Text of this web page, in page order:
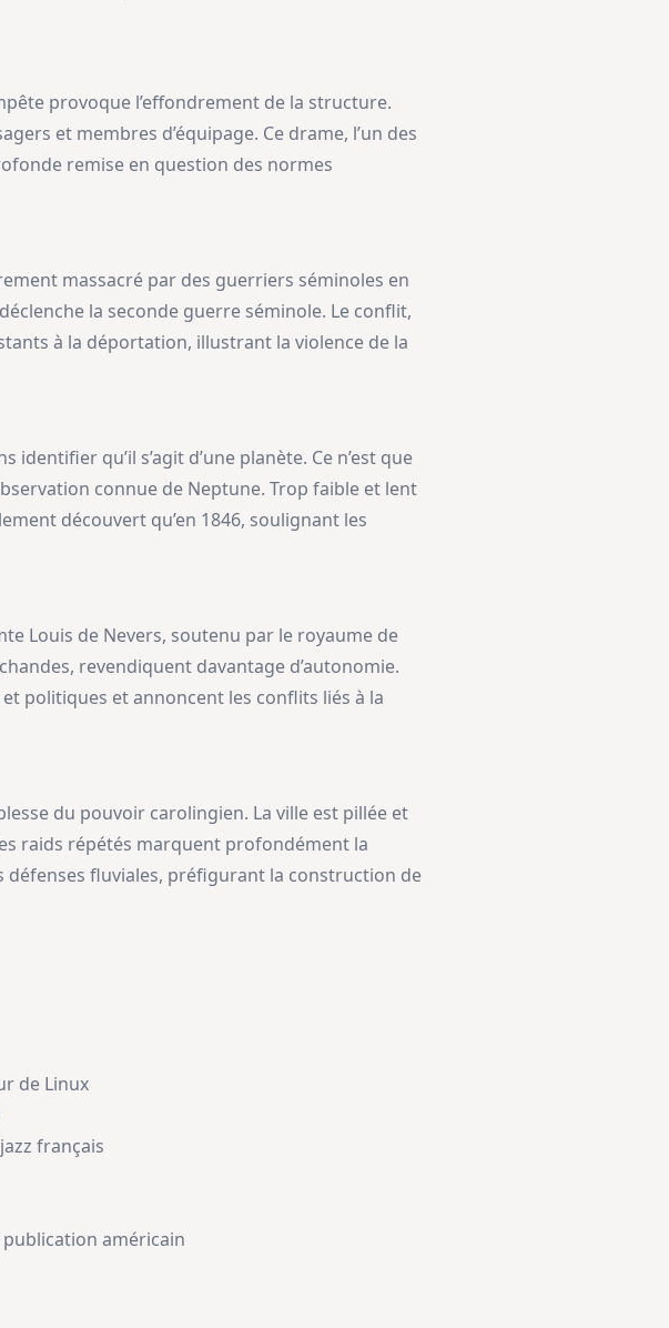
provoque l’effondrement de la structure.
et membres d’équipage. Ce drame, l’un des
remise en question des normes
massacré par des guerriers séminoles en
la seconde guerre séminole. Le conflit,
à la déportation, illustrant la violence de la
qu’il s’agit d’une planète. Ce n’est que
connue de Neptune. Trop faible et lent
découvert qu’en 1846, soulignant les
Louis de Nevers, soutenu par le royaume de
revendiquent davantage d’autonomie.
politiques et annoncent les conflits liés à la
du pouvoir carolingien. La ville est pillée et
raids répétés marquent profondément la
fluviales, préfigurant la construction de
de Linux
français
américain